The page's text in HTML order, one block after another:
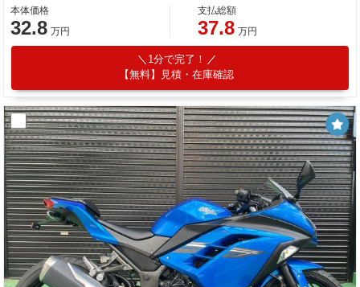
本体価格
32.8 万円
支払総額
37.8 万円
1分で完了！
【無料】見積・在庫確認